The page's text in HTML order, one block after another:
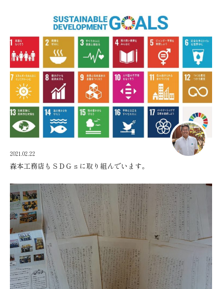
2021.02.22
森本工務店もＳＤＧｓに取り組んでいます。